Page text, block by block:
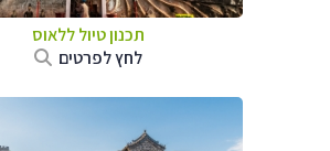
תכנון טיולללאוס
לחץ לפרטים